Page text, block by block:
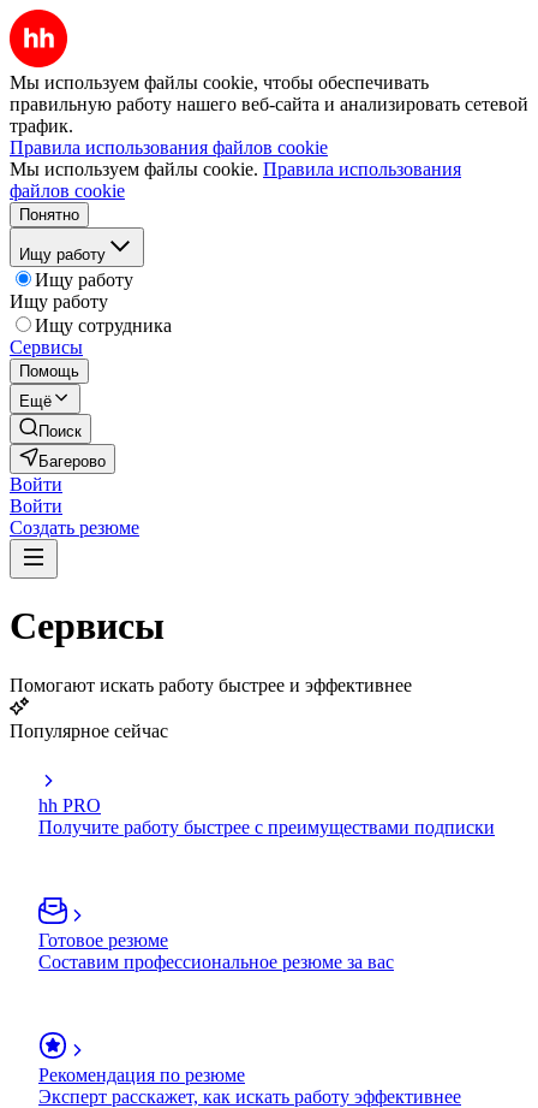
Мы используем файлы cookie, чтобы обеспечивать
правильную работу нашего веб-сайта и анализировать сетевой
трафик.
Правила использования файлов cookie
Мы используем файлы cookie. Правила использования
файлов cookie
Понятно
Ищу работу
Ищу работу
Ищу работу
Ищу сотрудника
Сервисы
Помощь
Ещё
Поиск
Багерово
Войти
Войти
Создать резюме
Сервисы
Помогают искать работу быстрее и эффективнее
Популярное сейчас
hh PRO
Получите работу быстрее с преимуществами подписки
Готовое резюме
Составим профессиональное резюме за вас
Рекомендация по резюме
Эксперт расскажет, как искать работу эффективнее